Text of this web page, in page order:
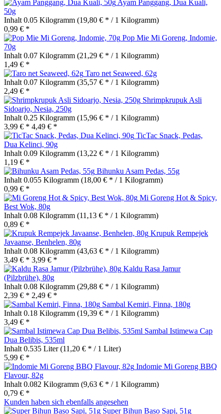
Ayam Panggang, Dua Kuali,
50g
Inhalt 0.05 Kilogramm (19,80 € * / 1 Kilogramm)
0,99 € *
Pop Mie Mi Goreng, Indomie,
70g
Inhalt 0.07 Kilogramm (21,29 € * / 1 Kilogramm)
1,49 € *
Taro net Seaweed, 62g
Inhalt 0.07 Kilogramm (35,57 € * / 1 Kilogramm)
2,49 € *
Shrimpkrupuk Asli
Sidoarjo, Nesia, 250g
Inhalt 0.25 Kilogramm (15,96 € * / 1 Kilogramm)
3,99 € * 4,49 € *
TicTac Snack, Pedas,
Dua Kelinci, 90g
Inhalt 0.09 Kilogramm (13,22 € * / 1 Kilogramm)
1,19 € *
Bihunku Asam Pedas, 55g
Inhalt 0.055 Kilogramm (18,00 € * / 1 Kilogramm)
0,99 € *
Mi Goreng Hot & Spicy,
Best Wok, 80g
Inhalt 0.08 Kilogramm (11,13 € * / 1 Kilogramm)
0,89 € *
Krupuk Rempejek
Javaanse, Benhelen, 80g
Inhalt 0.08 Kilogramm (43,63 € * / 1 Kilogramm)
3,49 € * 3,99 € *
Kaldu Rasa Jamur
(Pilzbrühe), 80g
Inhalt 0.08 Kilogramm (29,88 € * / 1 Kilogramm)
2,39 € * 2,49 € *
Sambal Kemiri, Finna, 180g
Inhalt 0.18 Kilogramm (19,39 € * / 1 Kilogramm)
3,49 € *
Sambal Istimewa Cap
Dua Belibis, 535ml
Inhalt 0.535 Liter(11,20 € * / 1 Liter)
5,99 € *
Indomie Mi Goreng BBQ
Flavour, 82g
Inhalt 0.082 Kilogramm (9,63 € * / 1 Kilogramm)
0,79 € *
Kunden haben sich ebenfalls angesehen
Super Bihun Baso Sapi, 51g